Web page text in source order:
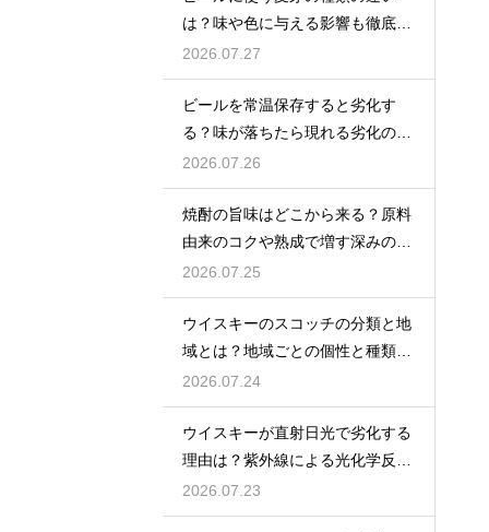
は？味や色に与える影響も徹底解
説
2026.07.27
ビールを常温保存すると劣化す
る？味が落ちたら現れる劣化のサ
インを解説
2026.07.26
焼酎の旨味はどこから来る？原料
由来のコクや熟成で増す深みの秘
密を解説
2026.07.25
ウイスキーのスコッチの分類と地
域とは？地域ごとの個性と種類を
解説
2026.07.24
ウイスキーが直射日光で劣化する
理由は？紫外線による光化学反応
で風味が損なわれるため
2026.07.23